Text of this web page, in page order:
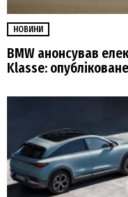
НОВИНИ
BMW анонсував
Klasse: